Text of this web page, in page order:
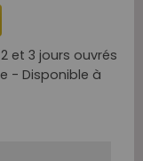
et 3 jours ouvrés
- Disponible à